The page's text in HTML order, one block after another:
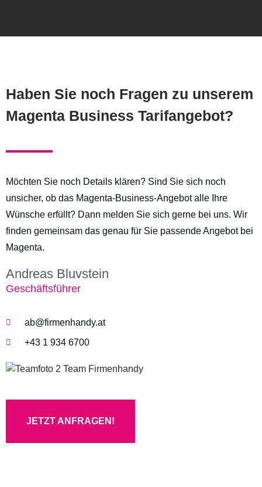
Haben Sie noch Fragen zu unserem
Magenta Business Tarifangebot?
Möchten Sie noch Details klären? Sind Sie sich noch
unsicher, ob das Magenta-Business-Angebot alle Ihre
Wünsche erfüllt? Dann melden Sie sich gerne bei uns. Wir
finden gemeinsam das genau für Sie passende Angebot bei
Magenta.
Andreas Bluvstein
Geschäftsführer
ab@firmenhandy.at
+43 1 934 6700
JETZT ANFRAGEN!